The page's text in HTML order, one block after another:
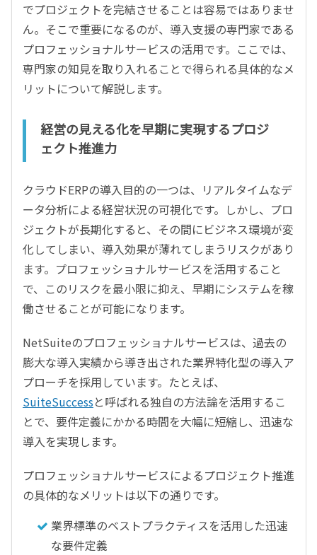
でプロジェクトを完結させることは容易ではありませ
ん。そこで重要になるのが、導入支援の専門家である
プロフェッショナルサービスの活用です。ここでは、
専門家の知見を取り入れることで得られる具体的なメ
リットについて解説します。
経営の見える化を早期に実現するプロジ
ェクト推進力
クラウドERPの導入目的の一つは、リアルタイムなデ
ータ分析による経営状況の可視化です。しかし、プロ
ジェクトが長期化すると、その間にビジネス環境が変
化してしまい、導入効果が薄れてしまうリスクがあり
ます。プロフェッショナルサービスを活用すること
で、このリスクを最小限に抑え、早期にシステムを稼
働させることが可能になります。
NetSuiteのプロフェッショナルサービスは、過去の
膨大な導入実績から導き出された業界特化型の導入ア
プローチを採用しています。たとえば、
SuiteSuccessと呼ばれる独自の方法論を活用するこ
とで、要件定義にかかる時間を大幅に短縮し、迅速な
導入を実現します。
プロフェッショナルサービスによるプロジェクト推進
の具体的なメリットは以下の通りです。
業界標準のベストプラクティスを活用した迅速
な要件定義